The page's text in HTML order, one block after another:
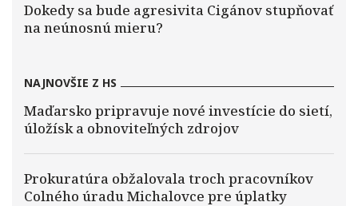
Dokedy sa bude agresivita Cigánov stupňovať
na neúnosnú mieru?
NAJNOVŠIE Z HS
Maďarsko pripravuje nové investície do sietí,
úložísk a obnoviteľných zdrojov
Prokuratúra obžalovala troch pracovníkov
Colného úradu Michalovce pre úplatky